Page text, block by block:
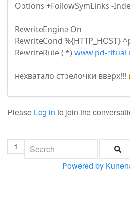
Options +FollowSymLinks -
RewriteEngine On
RewriteCond %{HTTP_HOST}
RewriteRule (.*) www.pd-
нехватало стрелочки вверх!!!
Please Log in to join the
1
Powered by